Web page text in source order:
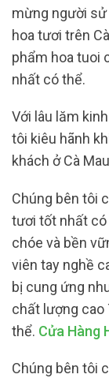
mừng người
hoa tươi trên
phẩm hoa tuoi
nhất có thể.
Với lâu lăm
tôi kiêu hãnh
khách ở Cà
Chúng bên tôi
tươi tốt nhất có
chóe và bền
viên tay nghề
bị cung ứng
chất lượng cao
thể. Cửa Hàng
Chúng bên tôi